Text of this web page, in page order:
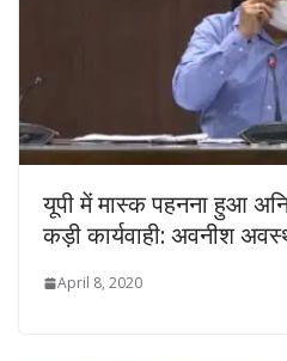
यूपी में मास्क पहनना हुआ
कड़ी कार्यवाही: अवनीश
April 8, 2020